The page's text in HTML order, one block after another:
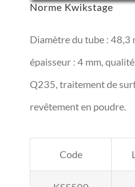
Norme Kwikstage
Diamètre du tube : 48,3
épaisseur : 4 mm,
Q235, traitement de
revêtement en poudre.
Code